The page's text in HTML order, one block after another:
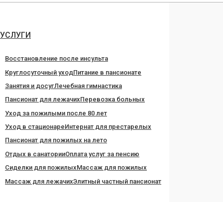
Перейти
содержанию
УСЛУГИ
Восстановление после инсульта
Круглосуточный уходПитание в пансионате
Занятия и досугЛечебная гимнастика
Пансионат для лежачихПеревозка больных
Уход за пожилыми после 80 лет
Уход в стационареИнтернат для престарелых
Пансионат для пожилых на лето
Отдых в санаторииОплата услуг за пенсию
Сиделки для пожилыхМассаж для пожилых
Массаж для лежачихЭлитный частный пансионат